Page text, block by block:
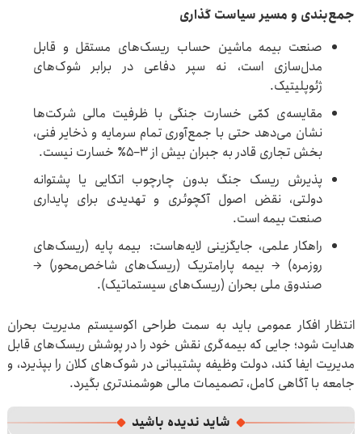
جمع‌بندی و مسیر سیاست گذاری
صنعت بیمه ماشین حساب ریسک‌های مستقل و قابل
مدل‌سازی است، نه سپر دفاعی در برابر شوک‌های
ژئوپلیتیک.
مقایسه‌ی کمّی خسارت جنگی با ظرفیت مالی شرکت‌ها
نشان می‌دهد حتی با جمع‌آوری تمام سرمایه و ذخایر فنی،
بخش تجاری قادر به جبران بیش از ۳–۵٪ خسارت نیست.
پذیرش ریسک جنگ بدون چارچوب اتکایی یا پشتوانه
دولتی، نقض اصول آکچوئری و تهدیدی برای پایداری
صنعت بیمه است.
راهکار علمی، جایگزینی لایه‌هاست: بیمه پایه (ریسک‌های
روزمره) → بیمه پارامتریک (ریسک‌های شاخص‌محور) →
صندوق ملی بحران (ریسک‌های سیستماتیک).
انتظار افکار عمومی باید به سمت طراحی اکوسیستم مدیریت بحران
هدایت شود؛ جایی که بیمه‌گری نقش خود را در پوشش ریسک‌های قابل
مدیریت ایفا کند، دولت وظیفه پشتیبانی در شوک‌های کلان را بپذیرد، و
جامعه با آگاهی کامل، تصمیمات مالی هوشمندتری بگیرد.
شاید ندیده باشید